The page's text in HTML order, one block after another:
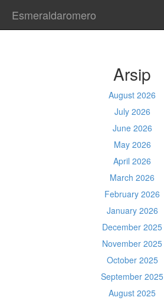
Esmeraldaromero
Arsip
August 2026
July 2026
June 2026
May 2026
April 2026
March 2026
February 2026
January 2026
December 2025
November 2025
October 2025
September 2025
August 2025